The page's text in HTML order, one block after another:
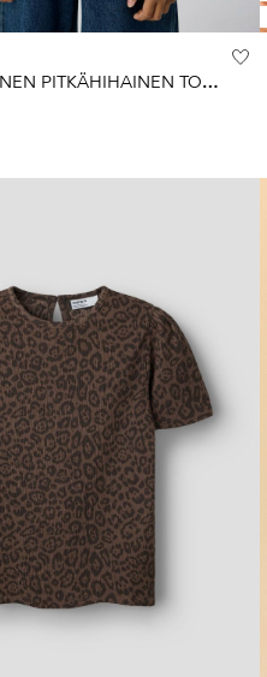
S
TITCH-TEEMAINEN PITKÄHIHAINEN TOPPI